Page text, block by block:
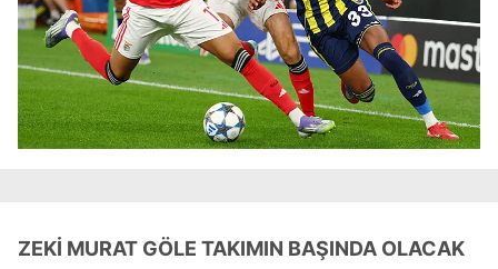
ZEKİ MURAT GÖLE TAKIMIN BAŞINDA OLACAK